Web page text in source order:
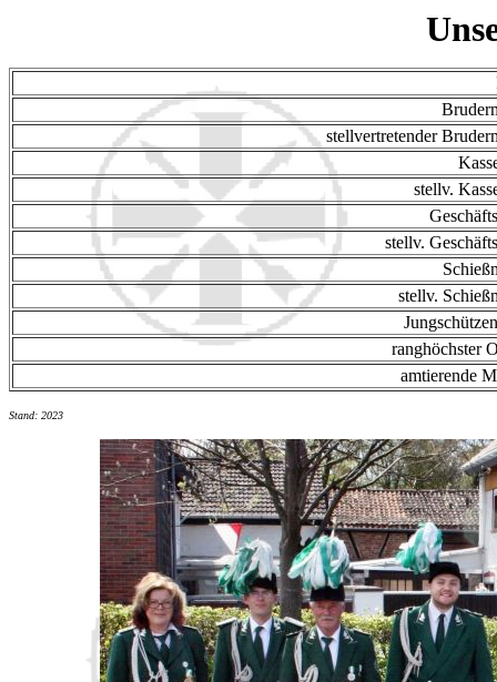
stellvertretender
stellv.
stellv.
stellv.
ranghöchster
amtierende
Stand: 2023